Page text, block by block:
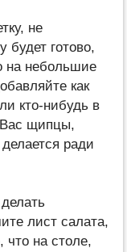
не
будет готово,
на небольшие
как
кто-нибудь в
Вас щипцы,
ради
лист салата,
что на столе,